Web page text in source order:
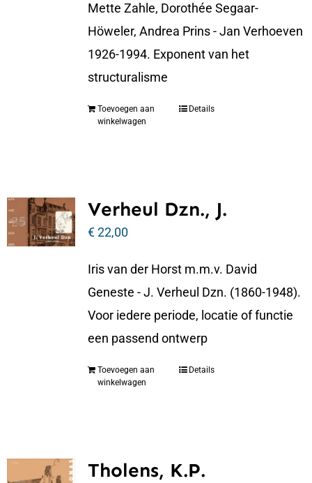
Mette Zahle, Dorothée Segaar-
Höweler, Andrea Prins - Jan Verhoeven
1926-1994. Exponent van het
structuralisme
Toevoegen aan
winkelwagen
Details
Verheul Dzn., J.
€22,00
Iris van der Horst m.m.v. David
Geneste - J. Verheul Dzn. (1860-1948).
Voor iedere periode, locatie of functie
een passend ontwerp
Toevoegen aan
winkelwagen
Details
Tholens, K.P.